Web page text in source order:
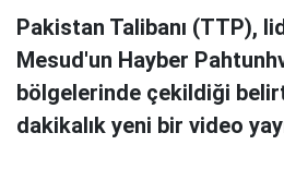
Pakistan Talibanı (TTP),
Mesud'un Hayber
bölgelerinde çekildiği
dakikalık yeni bir video